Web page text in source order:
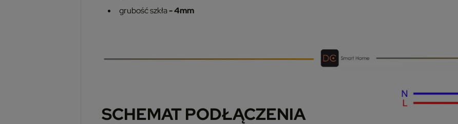
grubość szkła- 4mm
SCHEMAT PODŁĄCZENIA